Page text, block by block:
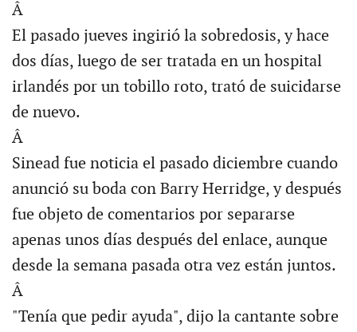
Â
El pasado jueves ingirió la sobredosis, y hace
dos días, luego de ser tratada en un hospital
irlandés por un tobillo roto, trató de suicidarse
de nuevo.
Â
Sinead fue noticia el pasado diciembre cuando
anunció su boda con Barry Herridge, y después
fue objeto de comentarios por separarse
apenas unos días después del enlace, aunque
desde la semana pasada otra vez están juntos.
Â
"Tenía que pedir ayuda", dijo la cantante sobre